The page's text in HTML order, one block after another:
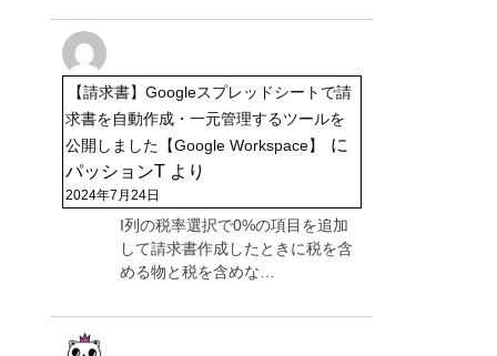
【請求書】Googleスプレッドシートで請
求書を自動作成・一元管理するツールを
公開しました【Google Workspace】
に
パッションT より
2024年7月24日
I列の税率選択で0%の項目を追加
して請求書作成したときに税を含
める物と税を含めな…